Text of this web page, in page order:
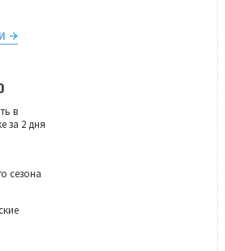
в
за 2 дня
сезона